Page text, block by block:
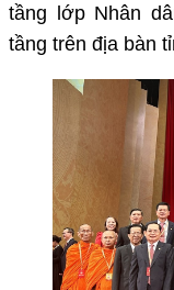
tầng lớp Nhân
tầng trên địa bàn